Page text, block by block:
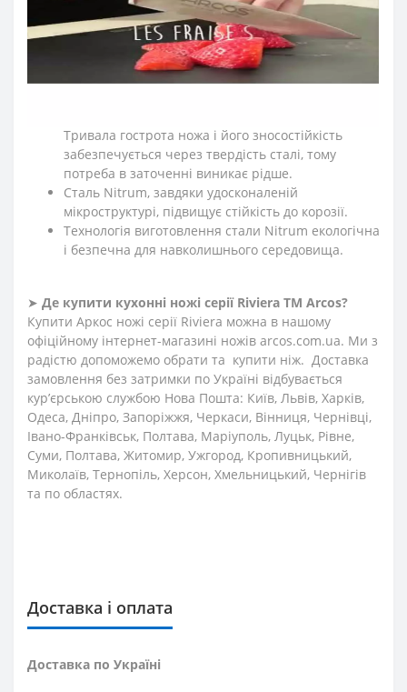
ножі для хліба, ножі для томатів, ножі
кондитерські, ножі для хамону, ножі для сиру,
ножі для масла, ножі для шаурми, ножі
карбовочні, устричні ножі, ножі HACCP.
Тривала гострота ножа і його зносостійкість
забезпечується через твердість сталі, тому
потреба в заточенні виникає рідше.
Сталь Nitrum, завдяки удосконаленій
мікроструктурі, підвищує стійкість до корозії.
Технологія виготовлення стали Nitrum екологічна
і безпечна для навколишнього середовища.
➤ Де купити кухонні ножі серії Riviera ТМ Arcos?
Купити Аркос ножі серії Riviera можна в нашому
офіційному інтернет-магазині ножів arcos.com.ua. Ми з
радістю допоможемо обрати та купити ніж. Доставка
замовлення без затримки по Україні відбувається
кур’єрською службою Нова Пошта: Київ, Львів, Харків,
Одеса, Дніпро, Запоріжжя, Черкаси, Вінниця, Чернівці,
Івано-Франківськ, Полтава, Маріуполь, Луцьк, Рівне,
Суми, Полтава, Житомир, Ужгород, Кропивницький,
Миколаїв, Тернопіль, Херсон, Хмельницький, Чернігів
та по областях.
Доставка і оплата
Доставка по Україні